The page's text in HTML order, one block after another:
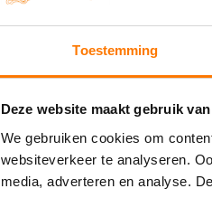
Toestemming
Deze website maakt gebruik
We gebruiken cookies om
websiteverkeer te analyseren.
media, adverteren en analyse.